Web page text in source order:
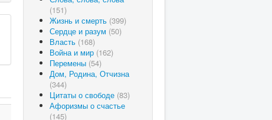
(151)
Жизнь и смерть (399)
Сердце и разум (50)
Власть (168)
Война и мир (162)
Перемены (54)
Дом, Родина, Отчизна
(344)
Цитаты о свободе (83)
Афоризмы о счастье
(145)